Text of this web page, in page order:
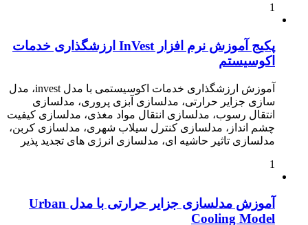
1
پکیج آموزش نرم افزار InVest ارزشگذاری خدمات
اکوسیستم
آموزش ارزشگذاری خدمات اکوسیستمی با مدل invest، مدل
سازی جزایر حرارتی، مدلسازی آبزی پروری، مدلسازی
انتقال رسوب، مدلسازی انتقال مواد مغذی، مدلسازی کیفیت
چشم انداز، مدلسازی کنترل سیلاب شهری، مدلسازی کربن،
مدلسازی تاثیر حاشیه ای، مدلسازی انرژی های تجدید پذیر
1
آموزش مدلسازی جزایر حرارتی با مدل Urban
Cooling Model